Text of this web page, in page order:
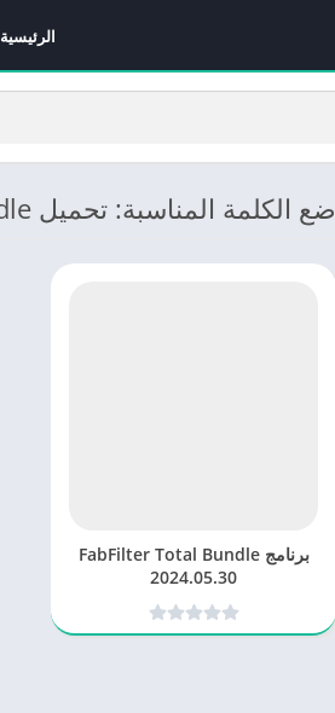
الرئيسية
ضع الكلمة المناسبة: تحميل FabFilter Total Bundle
برنامج FabFilter Total Bundle
2024.05.30